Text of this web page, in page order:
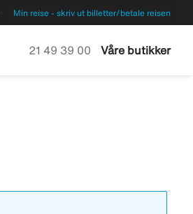
Min reise - skriv ut billetter/betale reisen
Ring oss på
21 49 39 00 Våre butikker